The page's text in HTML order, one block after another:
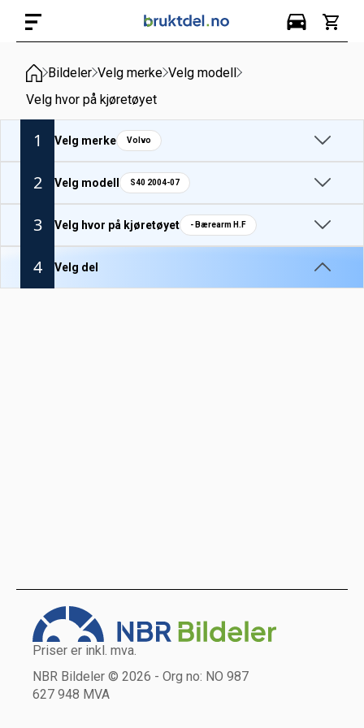
Bildeler Velg merke Velg modell
Velg hvor på kjøretøyet
1 Velg merke Volvo
2 Velg modell S40 2004-07
3 Velg hvor på kjøretøyet - Bærearm H.F
4 Velg del
Priser er inkl. mva.
NBR Bildeler © 2026 - Org no: NO 987
627 948 MVA